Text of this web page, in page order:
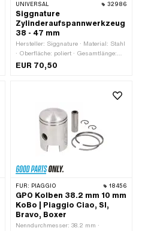
UNIVERSAL 32986
Siggnature
Zylinderaufspannwerkzeug
38 - 47 mm
Hersteller: Siggnature · Material: Stahl
· Oberfläche: poliert · Gesamtlänge:
154 mm · Gewindeart: MF16x1.5
(Feingewinde) · Gewindelänge: 30 mm
EUR 70,50
FÜR: PIAGGIO 18456
GPO Kolben 38.2 mm 10 mm
KoBo | Piaggio Ciao, SI,
Bravo, Boxer
Nenndurchmesser: 38.2 mm ·